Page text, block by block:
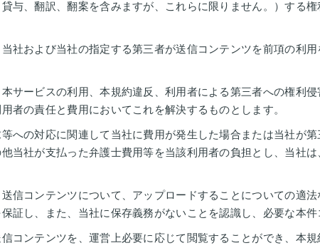
与、翻訳、翻案を含みますが、これらに限りません。）する
社および当社の指定する第三者が送信コンテンツを前項の利
サービスの利用、本規約違反、利用者による第三者への権利
者の責任と費用においてこれを解決するものとします。
への対応に関連して当社に費用が発生した場合または当社が
当社が支払った弁護士費用等を当該利用者の負担とし、当社
信コンテンツについて、アップロードすることについての適
証し、また、当社に保存義務がないことを認識し、必要な本
コンテンツを、運営上必要に応じて閲覧することができ、本